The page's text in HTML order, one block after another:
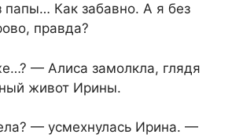
Как забавно. А я без
правда?
— Алиса замолкла, глядя
живот Ирины.
— усмехнулась Ирина. —